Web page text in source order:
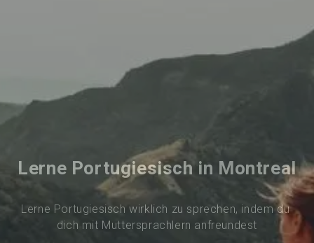
Lerne Portugiesisch in Montreal
Lerne Portugiesisch wirklich zu sprechen, indem du
dich mit Muttersprachlern anfreundest